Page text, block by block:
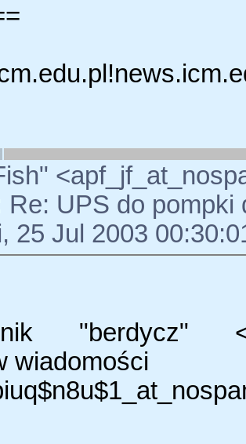
Re: UPS do pompki
25 Jul 2003
"berdycz"
wiadomości